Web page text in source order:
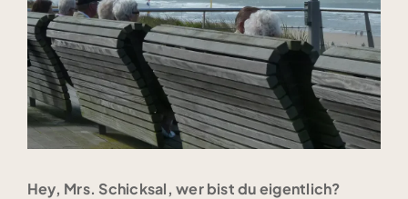
Kontakt
Bild
Hey, Mrs. Schicksal, wer bist du eigentlich?